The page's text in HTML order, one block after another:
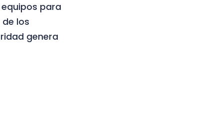
para
los
genera